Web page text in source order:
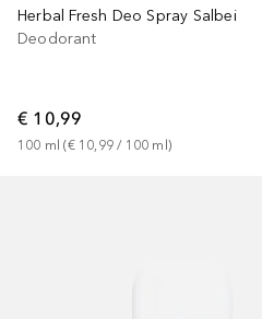
Herbal Fresh Deo Spray Salbei
Deodorant
€ 10,99
100 ml (€ 10,99 / 100 ml)